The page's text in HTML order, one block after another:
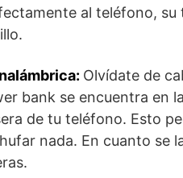
al teléfono, su
Olvídate de
bank se encuentra en
de tu teléfono. Esto
nada. En cuanto se